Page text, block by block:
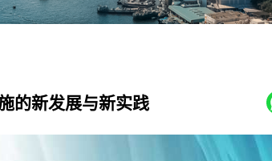
的新发展与新实践